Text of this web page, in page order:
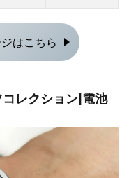
はこちら
コレクション|電池